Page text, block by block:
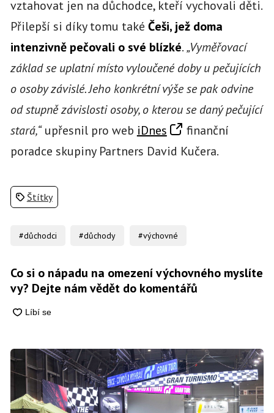
vztahovat jen na důchodce, kteří vychovali děti.
Přilepší si díky tomu také Češi, jež doma
intenzivně pečovali o své blízké.„Vyměřovací
základ se uplatní místo vyloučené doby u pečujících
o osoby závislé. Jeho konkrétní výše se pak odvine
od stupně závislosti osoby, o kterou se daný pečující
stará,“upřesnil pro web iDnes
finanční
poradce skupiny Partners David Kučera.
Štítky
#důchodci #důchody #výchovné
Co si o nápadu na omezení výchovného myslíte
vy? Dejte nám vědět do komentářů